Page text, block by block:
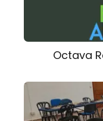
Octava